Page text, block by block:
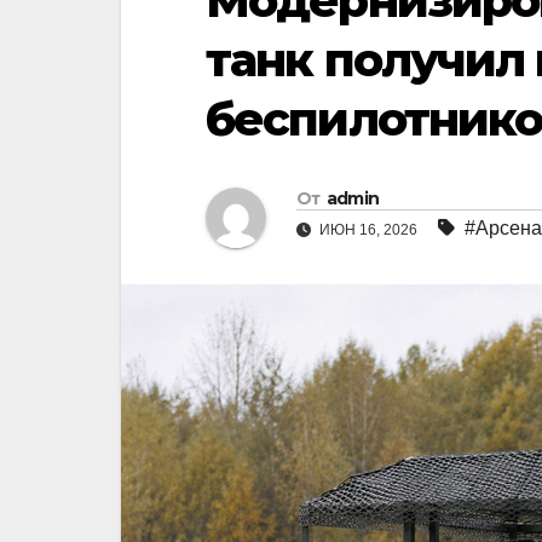
танк
От admin
ИЮН 16, 2026